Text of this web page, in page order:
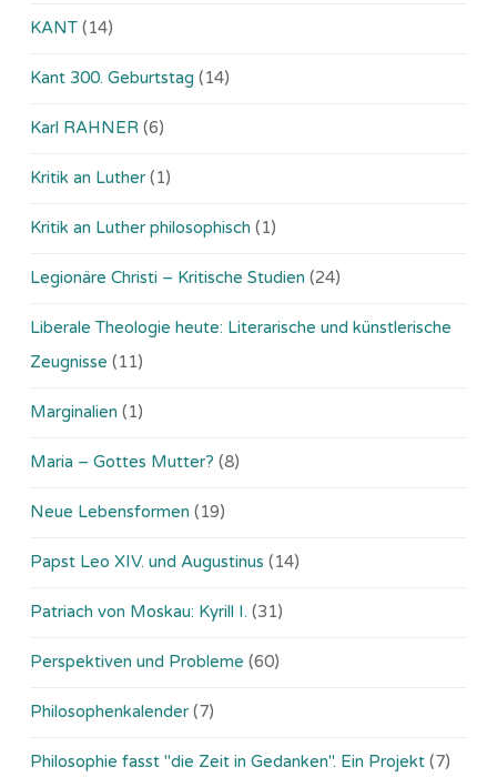
KANT (14)
Kant 300. Geburtstag (14)
Karl RAHNER (6)
Kritik an Luther (1)
Kritik an Luther philosophisch (1)
Legionäre Christi – Kritische Studien (24)
Liberale Theologie heute: Literarische und künstlerische
Zeugnisse (11)
Marginalien (1)
Maria – Gottes Mutter? (8)
Neue Lebensformen (19)
Papst Leo XIV. und Augustinus (14)
Patriach von Moskau: Kyrill I. (31)
Perspektiven und Probleme (60)
Philosophenkalender (7)
Philosophie fasst "die Zeit in Gedanken". Ein Projekt (7)